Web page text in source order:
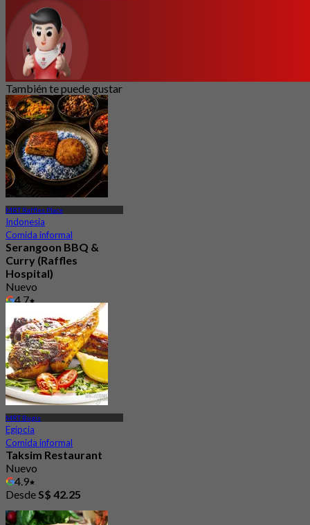
También te puede gustar
MRT Raffles Place
Indonesia
Comida informal
Serangoon BBQ &
Curry (Raffles
Hospital)
Nuevo
4.7
MRT Bugis
Egipcia
Comida informal
Taksim Restaurant
Nuevo
4.9
DesdeS$ 42.25